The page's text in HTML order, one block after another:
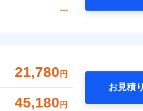
---
21,780 円
45,180 円
お見積り